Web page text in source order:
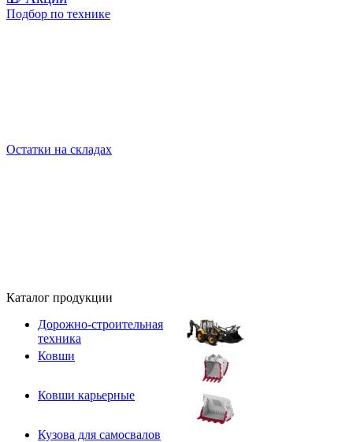
Подбор по технике
Остатки на складах
Каталог продукции
Дорожно-строительная
техника
Ковши
Ковши карьерные
Кузова для самосвалов